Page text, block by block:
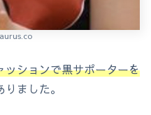
ッションで黒サポーターを
ました。